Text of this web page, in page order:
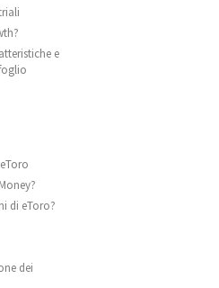
e
di eToro?
dei